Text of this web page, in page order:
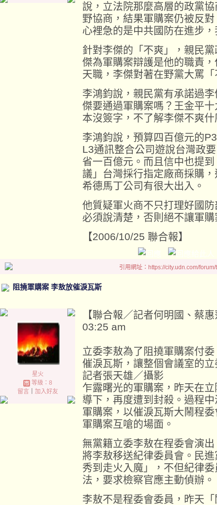
說，立法院那麼高層的政黨
野協商，結果軍購案仍被反
心裡急的是中共國防在進步
針對李傑的「不爽」，親民
傑為軍購案辯護是他的職責
天職，李傑對著在野黨大罵
李鴻鈞說，親民黨有承諾過
傑要通過軍購案嗎？王金平
本沒簽字，不了解李傑不爽什
李鴻鈞說，預算四百億元的
L3通訊整合公司遊說台灣政
省一百億元。而且信中也提
議」台灣採行指定廠商採購
希德馬丁公司有很大出入。
他質疑軍火商不只打理好國
必須說清楚，否則絕不讓軍
【2006/10/25 聯合報】
引用網址：https://city.udn.com/
阻撓軍購案 李敖放催淚瓦斯
星火
等級：8
留言｜ 加入好友
【聯合報／記者何明國、蔡
03:25 am
立委李敖為了阻撓軍購案付
催淚瓦斯，讓整個會議室的
記者張天雄／攝影
乍露曙光的軍購案，昨天在
導下，再度遭到封殺。過程
軍購案，以催淚瓦斯大鬧程
軍購案互嗆的場面。
無黨籍立委李敖在程委會演
將李敖移送紀律委員會。民
秀到走火入魔」，不但紀律
法，要求檢察官應主動偵辦。
李敖不是程委會委員，昨天